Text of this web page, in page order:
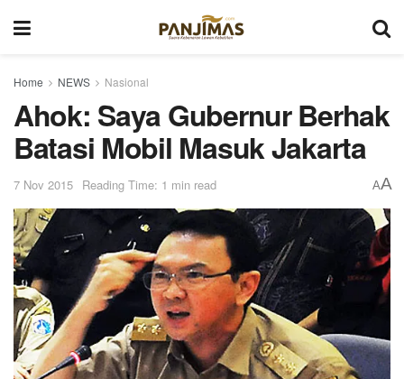
Home NEWS Nasional
Ahok: Saya Gubernur Berhak
Batasi Mobil Masuk Jakarta
7 Nov 2015 Reading Time: 1 min read AA